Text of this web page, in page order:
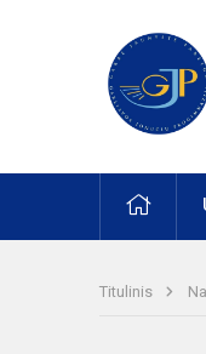
Titulinis